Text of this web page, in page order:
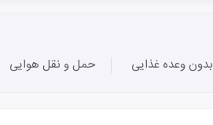
بدون وعده غذایی حمل و نقل هوایی